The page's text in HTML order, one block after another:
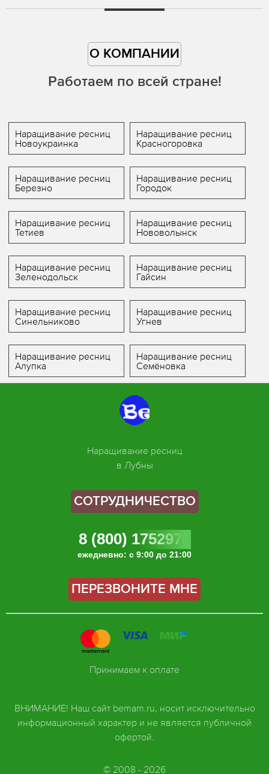
О КОМПАНИИ
Работаем по всей стране!
Наращивание ресниц
Новоукраинка
Наращивание ресниц
Красногоровка
Наращивание ресниц
Березно
Наращивание ресниц
Городок
Наращивание ресниц
Тетиев
Наращивание ресниц
Нововолынск
Наращивание ресниц
Зеленодольск
Наращивание ресниц
Гайсин
Наращивание ресниц
Синельниково
Наращивание ресниц
Угнев
Наращивание ресниц
Алупка
Наращивание ресниц
Семёновка
Наращивание ресниц
в Лубны
СОТРУДНИЧЕСТВО
8 (800) 1752978
ежедневно: с 9:00 до 21:00
ПЕРЕЗВОНИТЕ МНЕ
ВНИМАНИЕ! Наш сайт bemam.ru, носит исключительно
информационный характер и не является публичной
офертой.
© 2008 - 2026
Принимаем к оплате